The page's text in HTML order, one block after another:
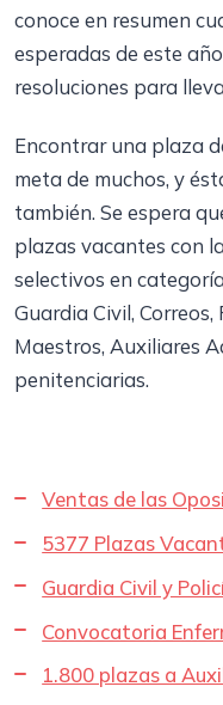
conoce en resumen
esperadas de este
resoluciones para
Encontrar una plaza
meta de muchos, y
también. Se espera
plazas vacantes con
selectivos en
Guardia Civil,
Maestros, Auxiliares
penitenciarias.
Ventas de las
5377 Plazas
Guardia Civil y
Convocatoria
1.800 plazas a